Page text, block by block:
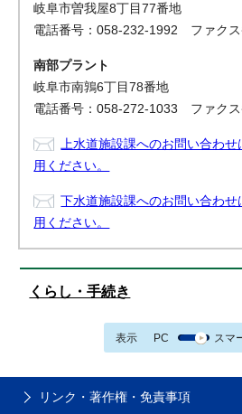
岐阜市曽我屋8丁目77番地
電話番号：058-232-1992 ファク
南部プラント
岐阜市南鶉6丁目78番地
電話番号：058-272-1033 ファク
上水道施設課へのお問い合わ
用ください。
下水道施設課へのお問い合わせ
用ください。
くらし・手続き
表示 PC スマ
リンク・著作権・免責事項